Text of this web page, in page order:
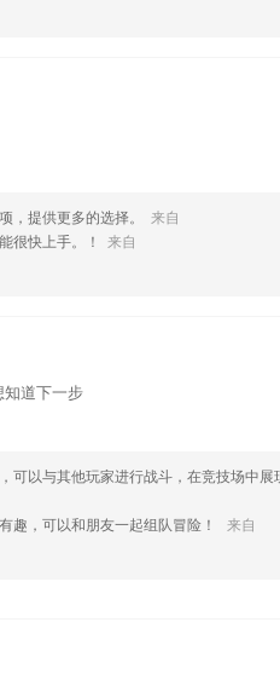
，提供更多的选择。
来自
很快上手。！
来自
道下一步
可以与其他玩家进行战斗，在竞技场中
趣，可以和朋友一起组队冒险！
来自